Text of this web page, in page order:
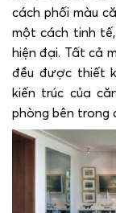
cách phối màu
một cách tinh
hiện đại. Tất cả
đều được thiết
kiến trúc của
phòng bên trong